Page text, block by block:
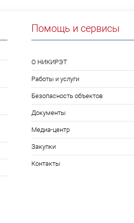
Помощь и сервисы
О НИКИРЭТ
Работы и услуги
Безопасность объектов
Документы
Медиа-центр
Закупки
Контакты